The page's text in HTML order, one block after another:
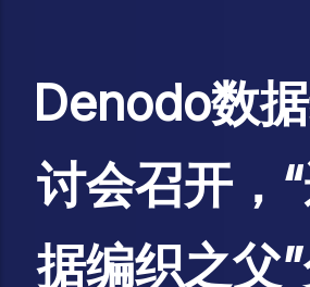
Denodo数
讨会召开，
据编织之父